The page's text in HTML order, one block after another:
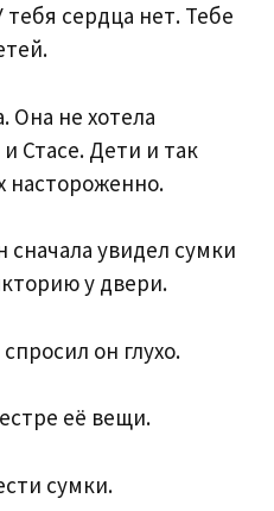
сердца нет. Тебе
Она не хотела
Стасе. Дети и так
настороженно.
сначала увидел сумки
у двери.
он глухо.
её вещи.
сумки.